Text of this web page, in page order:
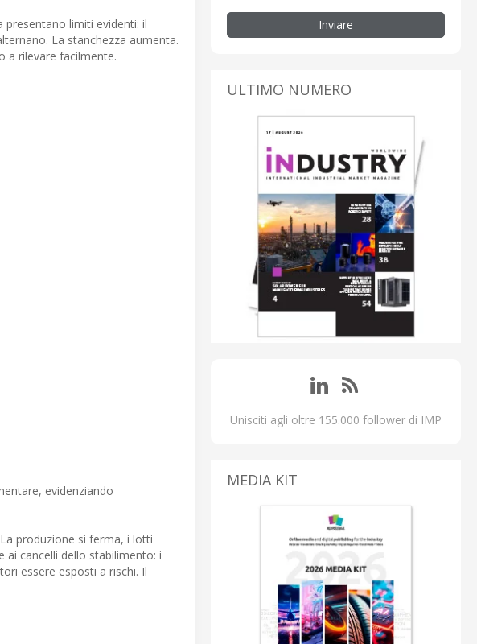
presentano limiti evidenti: il
La stanchezza aumenta.
a rilevare facilmente.
evidenziando
produzione si ferma, i lotti
cancelli dello stabilimento: i
essere esposti a rischi. Il
Inviare
ULTIMO NUMERO
Unisciti agli oltre 155.000 follower di IMP
MEDIA KIT